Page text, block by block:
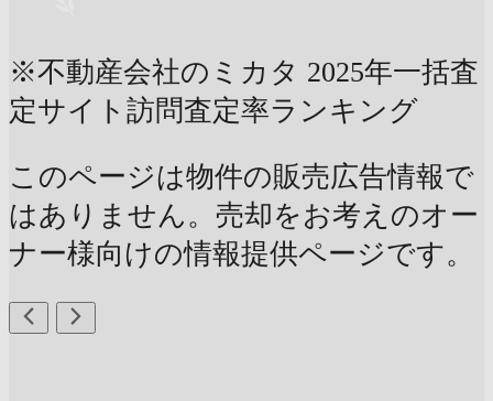
※不動産会社のミカタ 2025年一括査
定サイト訪問査定率ランキング
このページは物件の販売広告情報で
はありません。売却をお考えのオー
ナー様向けの情報提供ページです。